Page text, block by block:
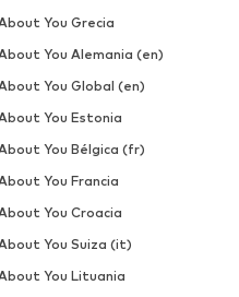
You Grecia
You Alemania (en)
You Global (en)
You Estonia
You Bélgica (fr)
You Francia
You Croacia
You Suiza (it)
You Lituania